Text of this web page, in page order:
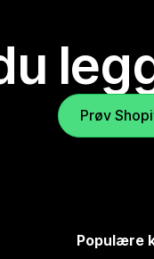
Prøv
Populære